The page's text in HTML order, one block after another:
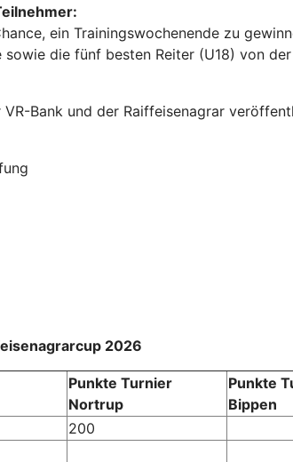
ein Trainingswochenende zu
die fünf besten Reiter (U18) von
Bank und der Raiffeisenagrar
2026
Punkte Turnier
Nortrup
Punkte
Bippen
200